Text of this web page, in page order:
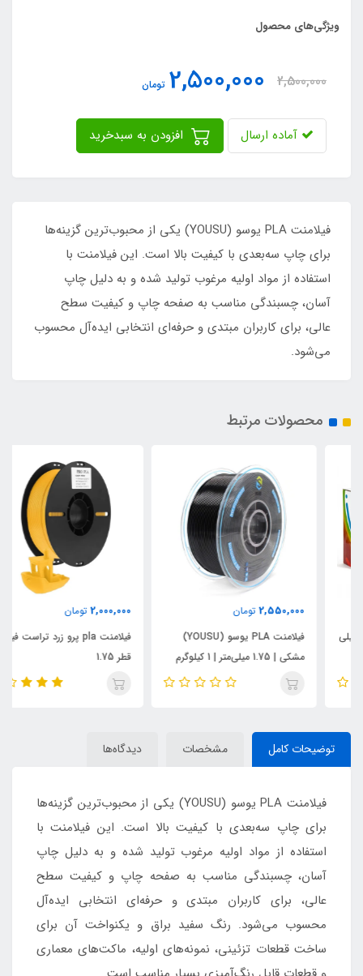
ویژگی‌های محصول
2,500,000
2,500,000 تومان
آماده ارسال
فیلامنت PLA یوسو (YOUSU) یکی از محبوب‌ترین گزینه‌ها
برای چاپ سه‌بعدی با کیفیت بالا است. این فیلامنت با
استفاده از مواد اولیه مرغوب تولید شده و به دلیل چاپ
آسان، چسبندگی مناسب به صفحه چاپ و کیفیت سطح
عالی، برای کاربران مبتدی و حرفه‌ای انتخابی ایده‌آل محسوب
می‌شود.
محصولات مرتبط
2,550,000 تومان
فیلامنت PLA یوسو (YOUSU)
2,000,000 تومان
فیلامنت pla پرو زرد تراست فیل
توضیحات کامل مشخصات دیدگاه‌ها
فیلامنت PLA یوسو (YOUSU) یکی از محبوب‌ترین گزینه‌ها
برای چاپ سه‌بعدی با کیفیت بالا است. این فیلامنت با
استفاده از مواد اولیه مرغوب تولید شده و به دلیل چاپ
آسان، چسبندگی مناسب به صفحه چاپ و کیفیت سطح
عالی، برای کاربران مبتدی و حرفه‌ای انتخابی ایده‌آل
محسوب می‌شود. رنگ سفید براق و یکنواخت آن برای
ساخت قطعات تزئینی، نمونه‌های اولیه، ماکت‌های معماری